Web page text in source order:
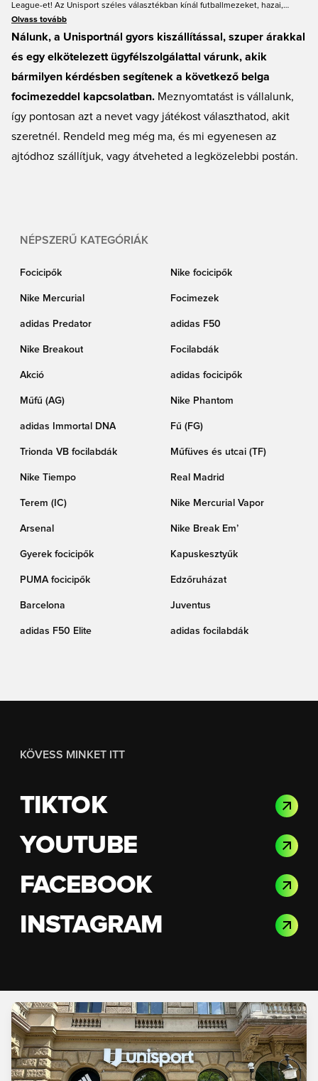
League-et! Az Unisport széles választékban kínál futballmezeket, hazai,
idegenbeli és akár harmadik számú mezeket is a belga futballkluboktól. Talán
a KV Mechelen a te klubod? Vagy esetleg a Sint-Truidense VV, a Standard
találd meg a hozzád illő mezt! Elkötelezett ügyfélszolgálattal, korrekt árakkal
és gyors szállítással – az Unisport a tökéletes hely minden futballrajongó
számára.
Olvass tovább
Nálunk, a Unisportnál gyors kiszállítással, szuper árakkal
és egy elkötelezett ügyfélszolgálattal várunk, akik
bármilyen kérdésben segítenek a következő belga
focimezeddel kapcsolatban. Meznyomtatást is vállalunk,
így pontosan azt a nevet vagy játékost választhatod, akit
szeretnél. Rendeld meg még ma, és mi egyenesen az
ajtódhoz szállítjuk, vagy átveheted a legközelebbi postán.
NÉPSZERŰ KATEGÓRIÁK
Focicipők Nike focicipők
Nike Mercurial Focimezek
adidas Predator adidas F50
Nike Breakout Focilabdák
Akció adidas focicipők
Műfű (AG) Nike Phantom
adidas Immortal DNA Fű (FG)
Trionda VB focilabdák Műfüves és utcai (TF)
Nike Tiempo Real Madrid
Terem (IC) Nike Mercurial Vapor
Arsenal Nike Break Em’
Gyerek focicipők Kapuskesztyűk
PUMA focicipők Edzőruházat
Barcelona Juventus
adidas F50 Elite adidas focilabdák
KÖVESS MINKET ITT
TIKTOK
YOUTUBE
FACEBOOK
INSTAGRAM